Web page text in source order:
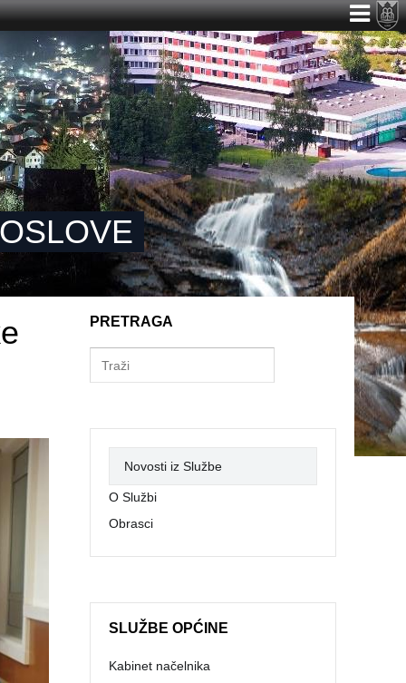
PRETRAGA
Novosti iz Službe
O Službi
Obrasci
SLUŽBE OPĆINE
Kabinet načelnika